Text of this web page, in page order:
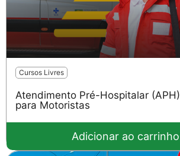
Cursos Livres
Atendimento Pré-Hospitalar (APH)
para Motoristas
Adicionar ao carrinho